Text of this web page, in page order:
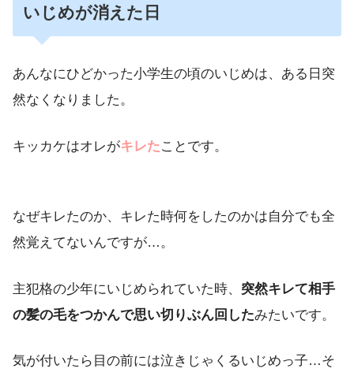
いじめが消えた日
あんなにひどかった小学生の頃のいじめは、ある日突
然なくなりました。
キッカケはオレがキレたことです。
なぜキレたのか、キレた時何をしたのかは自分でも全
然覚えてないんですが…。
主犯格の少年にいじめられていた時、 突然キレて相手
の髪の毛をつかんで思い切りぶん回したみたいです。
気が付いたら目の前には泣きじゃくるいじめっ子…そ